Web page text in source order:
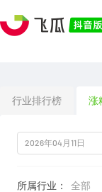
行业排行榜 涨
所属行业： 全部